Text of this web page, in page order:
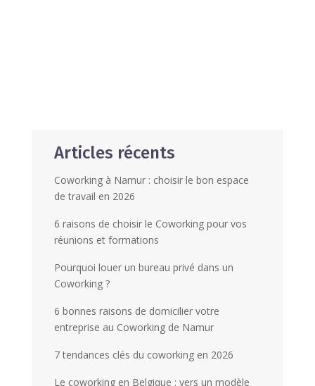
Articles récents
Coworking à Namur : choisir le bon espace
de travail en 2026
6 raisons de choisir le Coworking pour vos
réunions et formations
Pourquoi louer un bureau privé dans un
Coworking ?
6 bonnes raisons de domicilier votre
entreprise au Coworking de Namur
7 tendances clés du coworking en 2026
Le coworking en Belgique : vers un modèle